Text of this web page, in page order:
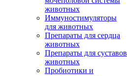
животных
Иммуностимуляторы
для животных
Препараты для сердца
животных
Препараты для суставов
животных
Пробиотики и